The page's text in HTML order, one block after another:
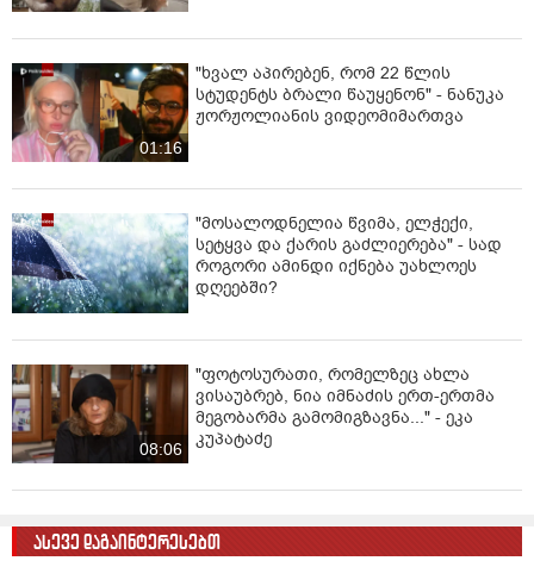
01:16
"ხვალ აპირებენ, რომ 22 წლის
სტუდენტს ბრალი წაუყენონ" - ნანუკა
ჟორჟოლიანის ვიდეომიმართვა
"მოსალოდნელია წვიმა, ელჭექი,
სეტყვა და ქარის გაძლიერება" - სად
როგორი ამინდი იქნება უახლოეს
დღეებში?
08:06
"ფოტოსურათი, რომელზეც ახლა
ვისაუბრებ, ნია იმნაძის ერთ-ერთმა
მეგობარმა გამომიგზავნა..." - ეკა
კუპატაძე
ასევე დაგაინტერესებთ